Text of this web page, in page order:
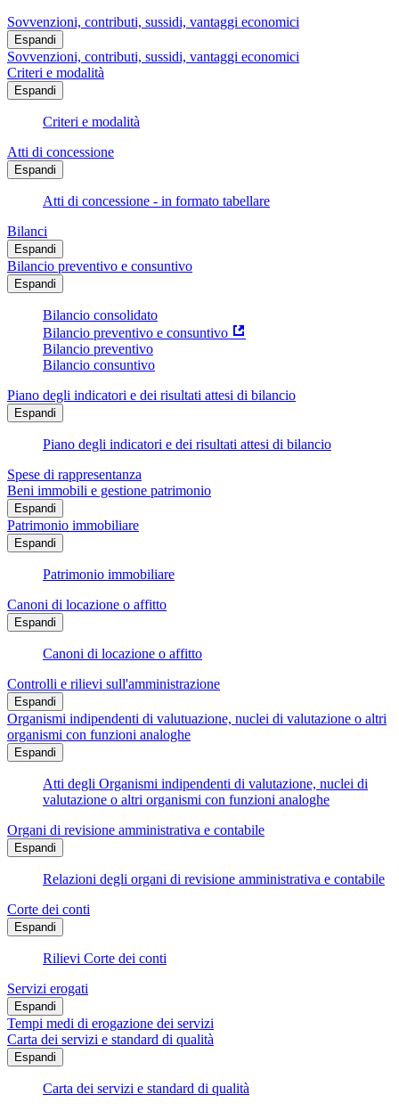
Sovvenzioni, contributi, sussidi, vantaggi economici
Espandi
Sovvenzioni, contributi, sussidi, vantaggi economici
Criteri e modalità
Espandi
Criteri e modalità
Atti di concessione
Espandi
Atti di concessione - in formato tabellare
Bilanci
Espandi
Bilancio preventivo e consuntivo
Espandi
Bilancio consolidato
Bilancio preventivo e consuntivo
Bilancio preventivo
Bilancio consuntivo
Piano degli indicatori e dei risultati attesi di bilancio
Espandi
Piano degli indicatori e dei risultati attesi di bilancio
Spese di rappresentanza
Beni immobili e gestione patrimonio
Espandi
Patrimonio immobiliare
Espandi
Patrimonio immobiliare
Canoni di locazione o affitto
Espandi
Canoni di locazione o affitto
Controlli e rilievi sull'amministrazione
Espandi
Organismi indipendenti di valutuazione, nuclei di valutazione o altri
organismi con funzioni analoghe
Espandi
Atti degli Organismi indipendenti di valutazione, nuclei di
valutazione o altri organismi con funzioni analoghe
Organi di revisione amministrativa e contabile
Espandi
Relazioni degli organi di revisione amministrativa e contabile
Corte dei conti
Espandi
Rilievi Corte dei conti
Servizi erogati
Espandi
Tempi medi di erogazione dei servizi
Carta dei servizi e standard di qualità
Espandi
Carta dei servizi e standard di qualità